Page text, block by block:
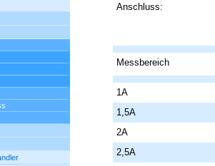
Anschluss:
Messbereich
1A
1,5A
2A
2,5A